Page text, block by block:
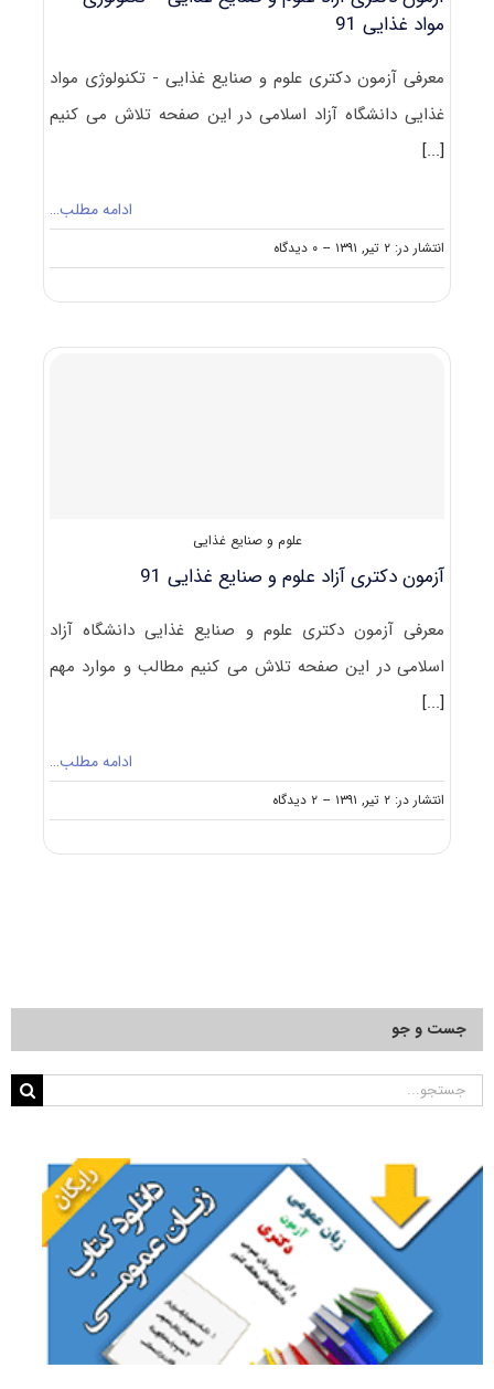
مواد غذایی 91
معرفی آزمون دکتری علوم و صنایع غذایی - تکنولوژی مواد
غذایی دانشگاه آزاد اسلامی در این صفحه تلاش می کنیم
[...]
ادامه مطلب…
انتشار در: ۲ تیر, ۱۳۹۱ -- ۰ دیدگاه
on
آزمون
و
علوم و صنایع غذایی
آزمون دکتری آزاد علوم و صنایع غذایی 91
معرفی آزمون دکتری علوم و صنایع غذایی دانشگاه آزاد
اسلامی در این صفحه تلاش می کنیم مطالب و موارد مهم
[...]
ادامه مطلب…
انتشار در: ۲ تیر, ۱۳۹۱ -- ۲ دیدگاه
on
آزمون
جست و جو
جستجو